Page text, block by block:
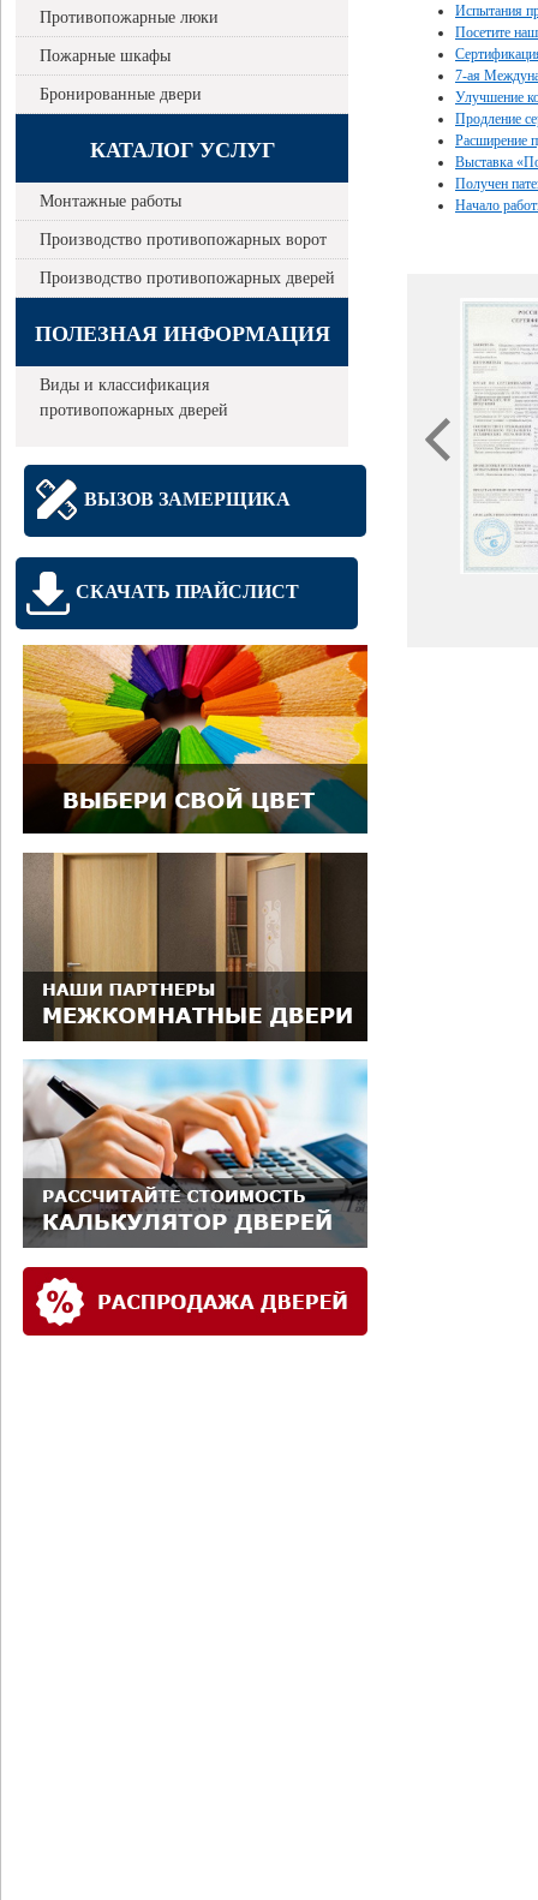
Противопожарные люки
Пожарные шкафы
Бронированные двери
КАТАЛОГ УСЛУГ
Монтажные работы
Производство противопожарных ворот
Производство противопожарных дверей
ПОЛЕЗНАЯ ИНФОРМАЦИЯ
Виды и классификация
противопожарных дверей
ВЫЗОВ ЗАМЕРЩИКА
СКАЧАТЬ ПРАЙСЛИСТ
Испытания
Посетите
7-ая
Улучшение
Продление
Расширение
Выставка
Получен
Начало